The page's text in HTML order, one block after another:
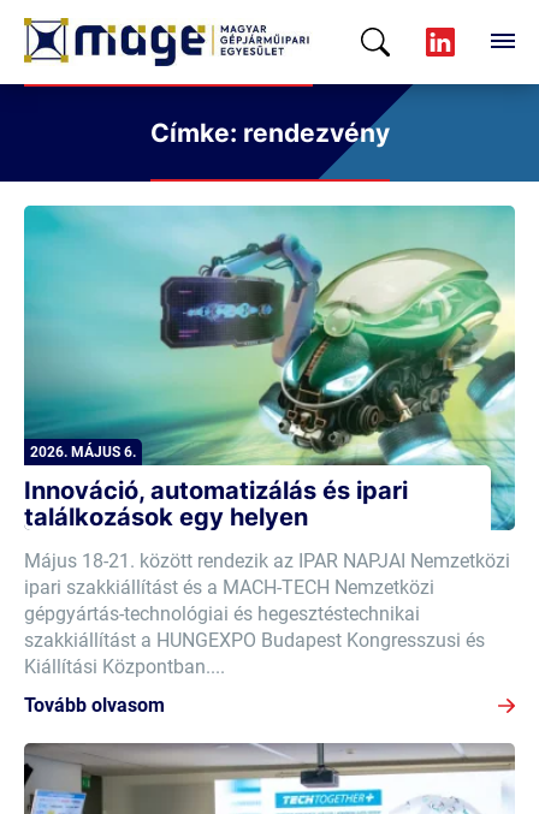
Címke: rendezvény
2026. MÁJUS 6.
Innováció, automatizálás és ipari
találkozások egy helyen
Május 18-21. között rendezik az IPAR NAPJAI Nemzetközi
ipari szakkiállítást és a MACH-TECH Nemzetközi
gépgyártás-technológiai és hegesztéstechnikai
szakkiállítást a HUNGEXPO Budapest Kongresszusi és
Kiállítási Központban....
Tovább olvasom